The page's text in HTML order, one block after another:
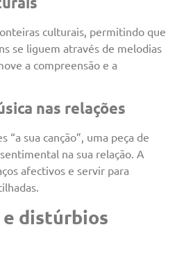
culturais, permitindo que
se liguem através de melodias
a compreensão e a
nas relações
“a sua canção”, uma peça de
na sua relação. A
afectivos e servir para
distúrbios